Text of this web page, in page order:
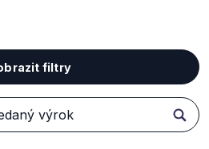
filtry